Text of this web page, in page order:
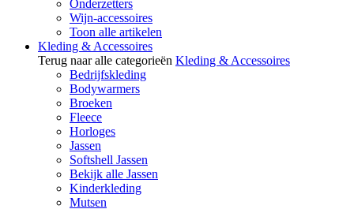
Onderzetters
Wijn-accessoires
Toon alle artikelen
Kleding & Accessoires
Terug naar alle categorieën Kleding & Accessoires
Bedrijfskleding
Bodywarmers
Broeken
Fleece
Horloges
Jassen
Softshell Jassen
Bekijk alle Jassen
Kinderkleding
Mutsen